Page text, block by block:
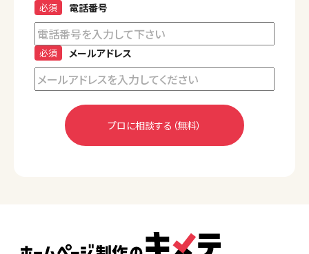
電話番号
必須
メールアドレス
必須